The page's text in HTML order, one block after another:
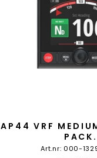
AP44 VRF
PACK.
Art.nr: 000-